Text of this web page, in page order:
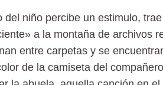
del niño percibe un estimulo,
a la montaña de archivos
entre carpetas y se
de la camiseta del